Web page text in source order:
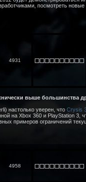
посмотреть
4931
выше большинства
настолько уверен, что Crysis
на Xbox 360 и PlayStation 3,
примеров ограничений
4958